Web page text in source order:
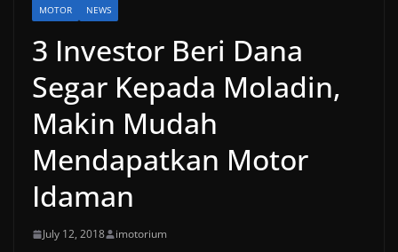
MOTOR NEWS
3 Investor Beri Dana
Segar Kepada Moladin,
Makin Mudah
Mendapatkan Motor
Idaman
July 12, 2018 imotorium